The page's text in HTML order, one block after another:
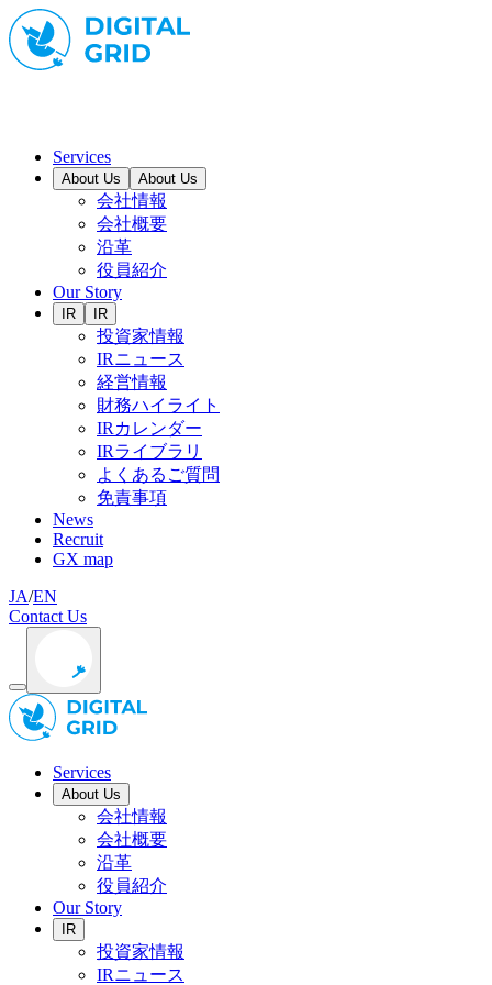
Services
About Us About Us
会社情報
会社概要
沿革
役員紹介
Our Story
IR IR
投資家情報
IRニュース
経営情報
財務ハイライト
IRカレンダー
IRライブラリ
よくあるご質問
免責事項
News
Recruit
GX map
JA/EN
Contact Us
Services
About Us
会社情報
会社概要
沿革
役員紹介
Our Story
IR
投資家情報
IRニュース